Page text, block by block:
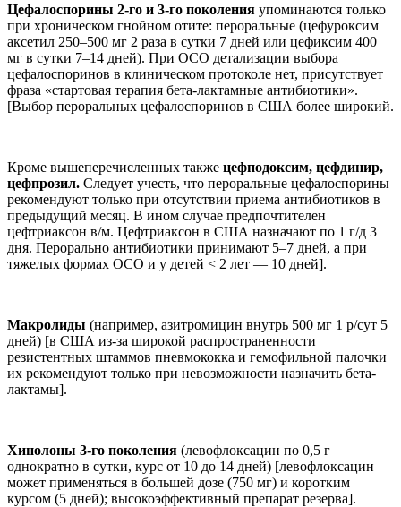
Цефалоспорины 2-го и 3-го поколения упоминаются только
при хроническом гнойном отите: пероральные (цефуроксим
аксетил 250–500 мг 2 раза в сутки 7 дней или цефиксим 400
мг в сутки 7–14 дней). При ОСО детализации выбора
цефалоспоринов в клиническом протоколе нет, присутствует
фраза «стартовая терапия бета-лактамные антибиотики».
[Выбор пероральных цефалоспоринов в США более широкий.
Кроме вышеперечисленных также цефподоксим, цефдинир,
цефпрозил. Следует учесть, что пероральные цефалоспорины
рекомендуют только при отсутствии приема антибиотиков в
предыдущий месяц. В ином случае предпочтителен
цефтриаксон в/м. Цефтриаксон в США назначают по 1 г/д 3
дня. Перорально антибиотики принимают 5–7 дней, а при
тяжелых формах ОСО и у детей < 2 лет — 10 дней].
Макролиды (например, азитромицин внутрь 500 мг 1 р/сут 5
дней) [в США из-за широкой распространенности
резистентных штаммов пневмококка и гемофильной палочки
их рекомендуют только при невозможности назначить бета-
лактамы].
Хинолоны 3-го поколения (левофлоксацин по 0,5 г
однократно в сутки, курс от 10 до 14 дней) [левофлоксацин
может применяться в большей дозе (750 мг) и коротким
курсом (5 дней); высокоэффективный препарат резерва].